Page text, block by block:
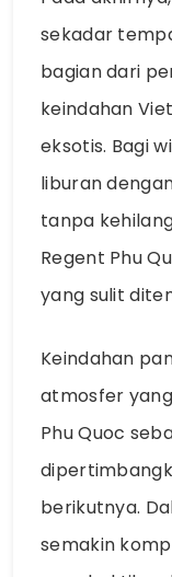
sekadar
bagian dari
keindahan
eksotis. Bagi
liburan
tanpa
Regent Phu
yang sulit
Keindahan
atmosfer
Phu Quoc
berikutnya.
semakin